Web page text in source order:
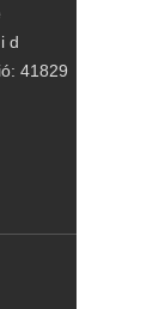
d
41829